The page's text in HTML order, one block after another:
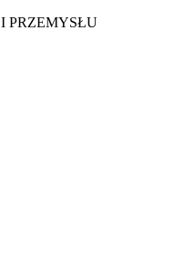
PRZEMYSŁU